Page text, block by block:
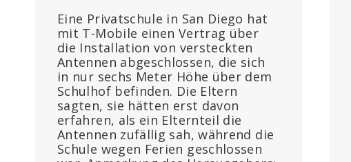
Eine Privatschule in San Diego hat
mit T-Mobile einen Vertrag über
die Installation von versteckten
Antennen abgeschlossen, die sich
in nur sechs Meter Höhe über dem
Schulhof befinden. Die Eltern
sagten, sie hätten erst davon
erfahren, als ein Elternteil die
Antennen zufällig sah, während die
Schule wegen Ferien geschlossen